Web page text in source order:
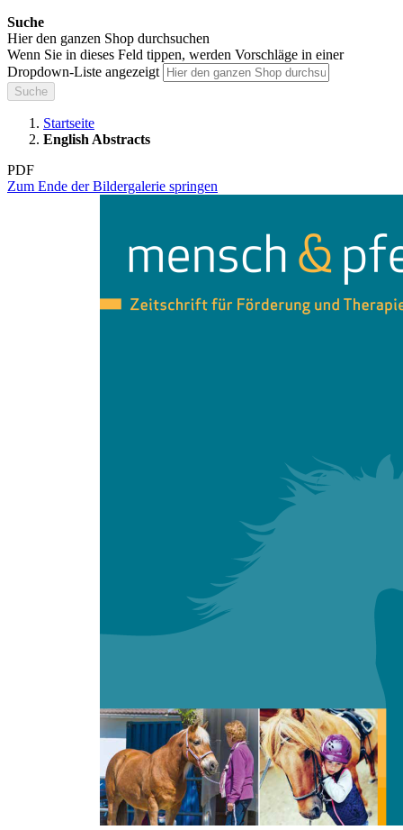
Suche
Hier den ganzen Shop durchsuchen
Wenn Sie in dieses Feld tippen, werden Vorschläge in einer
Dropdown-Liste angezeigt
Suche
Startseite
English Abstracts
PDF
Zum Ende der Bildergalerie springen
Zum Anfang der Bildergalerie springen
English Abstracts
Digitale Ausgabe
inkl. MwSt.
Zum Warenkorb hinzufügen